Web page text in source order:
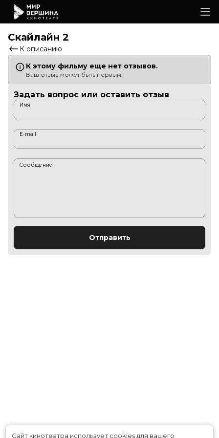
Скайлайн 2
К описанию
К этому фильму еще нет отзывов.
Ваш отзыв может быть первым.
Задать вопрос или оставить отзыв
Имя
E-mail
Сообщение
Отправить
Сайт кинотеатра использует cookies для вашего